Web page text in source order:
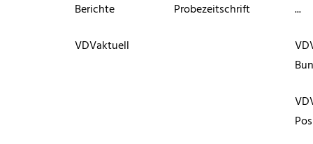
Berichte
VDVaktuell
Probezeitschrift
...